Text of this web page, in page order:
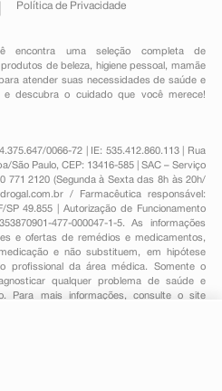
Política de Privacidade
encontra uma seleção completa de
de beleza, higiene pessoal ,mamãe
atender suas necessidades de saúde e
e descubra o cuidado que você merece!
0066-72 | IE: 535.412.860.113 | Rua
São Paulo, CEP: 13416-585 | SAC – Serviço
771 2120 (Segunda à Sexta das 8h às 20h/
/ Farmacêutica responsável:
49.855 | Autorização de Funcionamento
477-000047-1-5. As informações
e ofertas de remédios e medicamentos,
e não substituem, em hipótese
profissional da área médica. Somente o
qualquer problema de saúde e
Para mais informações, consulte o site